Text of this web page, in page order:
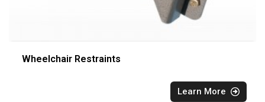
Wheelchair Restraints
Learn More